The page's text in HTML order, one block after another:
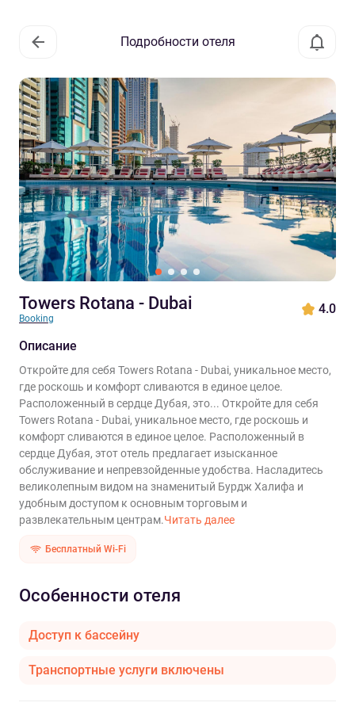
Подробности отеля
Towers Rotana - Dubai
Booking
4.0
Описание
Откройте для себя Towers Rotana - Dubai, уникальное место,
где роскошь и комфорт сливаются в единое целое.
Расположенный в сердце Дубая, это... Откройте для себя
Towers Rotana - Dubai, уникальное место, где роскошь и
комфорт сливаются в единое целое. Расположенный в
сердце Дубая, этот отель предлагает изысканное
обслуживание и непревзойденные удобства. Насладитесь
великолепным видом на знаменитый Бурдж Халифа и
удобным доступом к основным торговым и
развлекательным центрам.Читать далее
Бесплатный Wi-Fi
Особенности отеля
Доступ к бассейну
Транспортные услуги включены